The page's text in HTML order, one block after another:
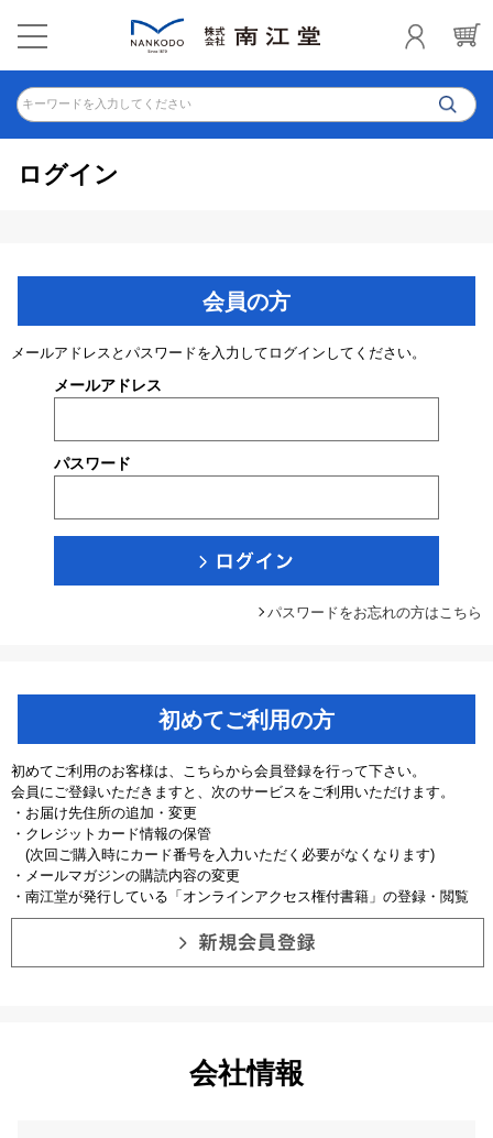
キーワードを入力してください
ログイン
会員の方
メールアドレスとパスワードを入力してログインしてください。
メールアドレス
パスワード
パスワードをお忘れの方はこちら
初めてご利用の方
初めてご利用のお客様は、こちらから会員登録を行って下さい。
会員にご登録いただきますと、次のサービスをご利用いただけます。
・お届け先住所の追加・変更
・クレジットカード情報の保管
(次回ご購入時にカード番号を入力いただく必要がなくなります)
・メールマガジンの購読内容の変更
・南江堂が発行している「オンラインアクセス権付書籍」の登録・閲覧
会社情報